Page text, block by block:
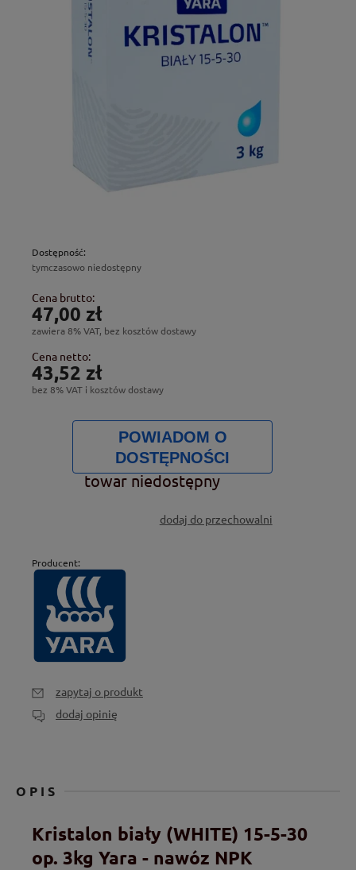
Dostępność:
tymczasowo niedostępny
Cena brutto:
47,00 zł
zawiera 8% VAT, bez kosztów dostawy
Cena netto:
43,52 zł
bez 8% VAT i kosztów dostawy
POWIADOM O
DOSTĘPNOŚCI
towar niedostępny
dodaj do przechowalni
Producent:
zapytaj o produkt
dodaj opinię
OPIS
Kristalon biały (WHITE) 15-5-30
op. 3kg Yara - nawóz NPK